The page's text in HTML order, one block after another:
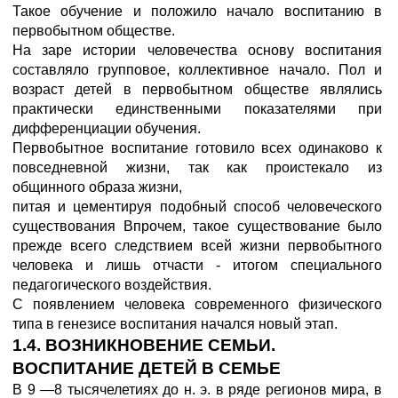
Такое обучение и положило начало воспитанию в
первобытном обществе.
На заре истории человечества основу воспитания
составляло групповое, коллективное начало. Пол и
возраст детей в первобытном обществе являлись
практически единственными показателями при
дифференциации обучения.
Первобытное воспитание готовило всех одинаково к
повседневной жизни, так как проистекало из
общинного образа жизни,
питая и цементируя подобный способ человеческого
существования Впрочем, такое существование было
прежде всего следствием всей жизни первобытного
человека и лишь отчасти - итогом специального
педагогического воздействия.
С появлением человека современного физического
типа в генезисе воспитания начался новый этап.
1.4. ВОЗНИКНОВЕНИЕ СЕМЬИ.
ВОСПИТАНИЕ ДЕТЕЙ В СЕМЬЕ
В 9 —8 тысячелетиях до н. э. в ряде регионов мира, в